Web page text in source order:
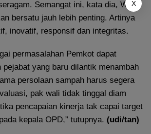
Semangat ini, kata dia, Wali
bersatu jauh lebih penting. Artinya
inovatif, responsif dan integritas.
permasalahan Pemkot dapat
pejabat yang baru dilantik menambah
persolaan sampah harus segera
pak wali tidak tinggal diam
pencapaian kinerja tak capai target
kepala OPD,” tutupnya. (udi/tan)
X